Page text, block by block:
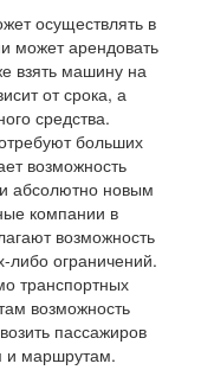
осуществлять в
может арендовать
взять машину на
от срока, а
средства.
больших
возможность
абсолютно новым
компании в
возможность
либо ограничений.
транспортных
возможность
пассажиров
и маршрутам.